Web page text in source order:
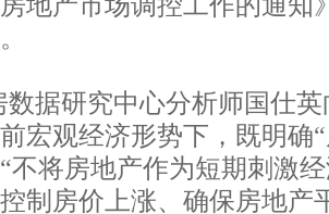
数据研究中心分析师国仕英
宏观经济形势下，既明确
不将房地产作为短期刺激
制房价上涨、确保房地产